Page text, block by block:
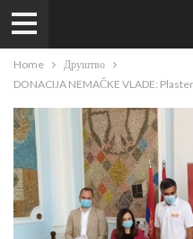
Home
Друштво
DONACIJA NEMAČKE VLADE: